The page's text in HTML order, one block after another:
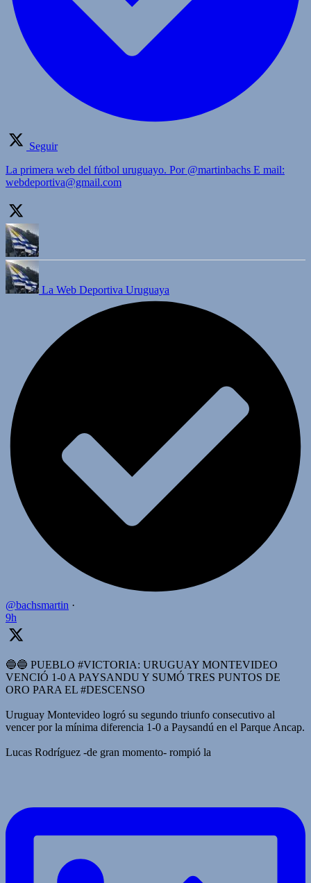
Seguir
La primera web del fútbol uruguayo. Por @martinbachs E mail:
webdeportiva@gmail.com
La Web Deportiva Uruguaya
@bachsmartin ·
9h
🔵🔵 PUEBLO #VICTORIA: URUGUAY MONTEVIDEO
VENCIÓ 1-0 A PAYSANDU Y SUMÓ TRES PUNTOS DE
ORO PARA EL #DESCENSO
Uruguay Montevideo logró su segundo triunfo consecutivo al
vencer por la mínima diferencia 1-0 a Paysandú en el Parque Ancap.
Lucas Rodríguez -de gran momento- rompió la